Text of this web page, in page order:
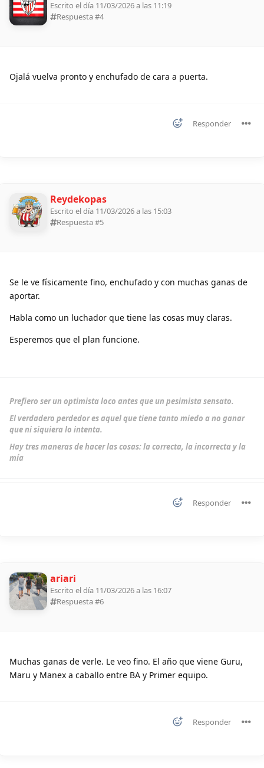
Escrito el día 11/03/2026 a las 11:19
Respuesta #4
Ojalá vuelva pronto y enchufado de cara a puerta.
Responder
Reydekopas
Escrito el día 11/03/2026 a las 15:03
Respuesta #5
Se le ve físicamente fino, enchufado y con muchas ganas de
aportar.
Habla como un luchador que tiene las cosas muy claras.
Esperemos que el plan funcione.
Prefiero ser un optimista loco antes que un pesimista sensato.
El verdadero perdedor es aquel que tiene tanto miedo a no ganar
que ni siquiera lo intenta.
Hay tres maneras de hacer las cosas: la correcta, la incorrecta y la
mía
Responder
ariari
Escrito el día 11/03/2026 a las 16:07
Respuesta #6
Muchas ganas de verle. Le veo fino. El año que viene Guru,
Maru y Manex a caballo entre BA y Primer equipo.
Responder